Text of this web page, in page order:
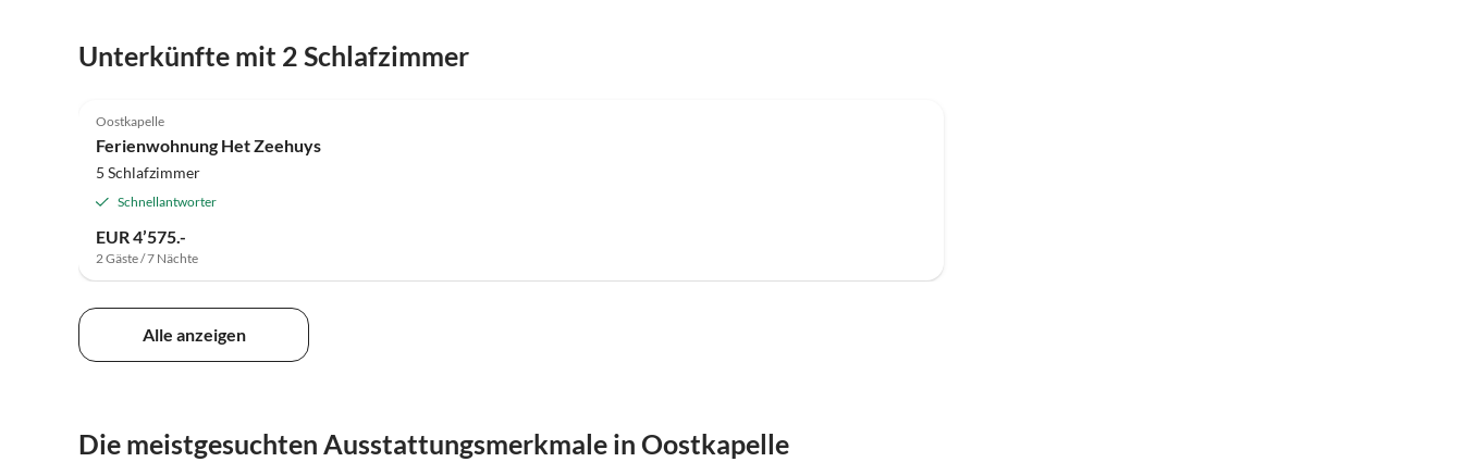
Unterkünfte mit 2 Schlafzimmer
Oostkapelle
Ferienwohnung Het Zeehuys
5 Schlafzimmer
Schnellantworter
EUR 4’575.-
2 Gäste / 7 Nächte
Alle anzeigen
Die meistgesuchten Ausstattungsmerkmale in Oostkapelle